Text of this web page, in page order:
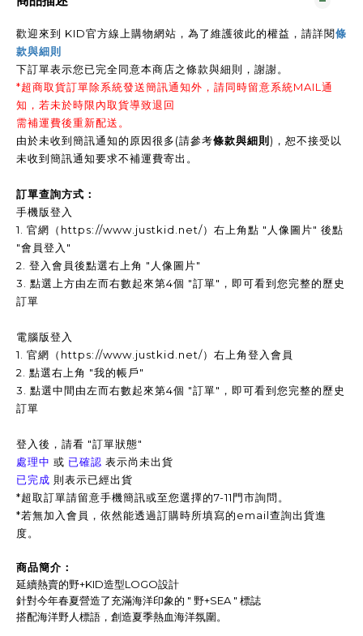
歡迎來到 KID官方線上購物網站，為了維護彼此的權益，請詳閱條
款與細則
下訂單表示您已完全同意本商店之條款與細則，謝謝。
*超商取貨訂單除系統發送簡訊通知外，請同時留意系統MAIL通
知，若未於時限內取貨導致退回
需補運費後重新配送。
由於未收到簡訊通知的原因很多(請參考條款與細則 )，恕不接受以
未收到簡訊通知要求不補運費寄出。
訂單查詢方式：
手機版登入
1. 官網（https://www.justkid.net/）右上角點 "人像圖片" 後點
"會員登入"
2. 登入會員後點選右上角 "人像圖片"
3. 點選上方由左而右數起來第4個 "訂單"，即可看到您完整的歷史
訂單
電腦版登入
1. 官網（https://www.justkid.net/）右上角登入會員
2. 點選右上角 "我的帳戶"
3. 點選中間由左而右數起來第4個 "訂單"，即可看到您完整的歷史
訂單
登入後，請看 "訂單狀態"
處理中 或 已確認 表示尚未出貨
已完成 則表示已經出貨
*超取訂單請留意手機簡訊或至您選擇的7-11門市詢問。
*若無加入會員，依然能透過訂購時所填寫的email查詢出貨進
度。
商品簡介：
延續熱賣的野+KID造型LOGO設計
針對今年春夏營造了充滿海洋印象的 " 野+SEA " 標誌
搭配海洋野人標語，創造夏季熱血海洋氛圍。